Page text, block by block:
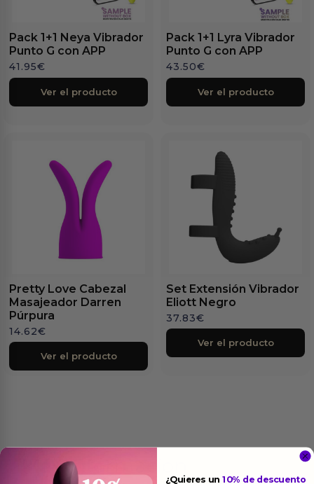
Pack 1+1 Neya Vibrador
Punto G con APP
41.95€
Ver el producto
Pack 1+1 Lyra Vibrador
Punto G con APP
43.50€
Ver el producto
Pretty Love Cabezal
Masajeador Darren
Púrpura
14.62€
Ver el producto
Set Extensión Vibrador
Eliott Negro
37.83€
Ver el producto
Másinformacion
¿Quieres un10% de descuento